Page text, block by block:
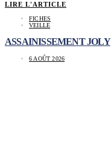
LIRE L'ARTICLE
FICHES
VEILLE
ASSAINISSEMENT JOLY
6 AOÛT 2026